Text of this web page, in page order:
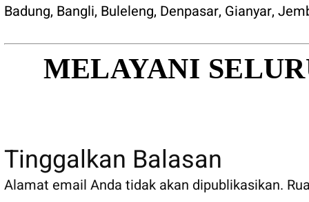
Badung, Bangli, Buleleng, Denpasar, Gianyar,
MELAYANI
Tinggalkan Balasan
Alamat email Anda tidak akan dipublikasikan.